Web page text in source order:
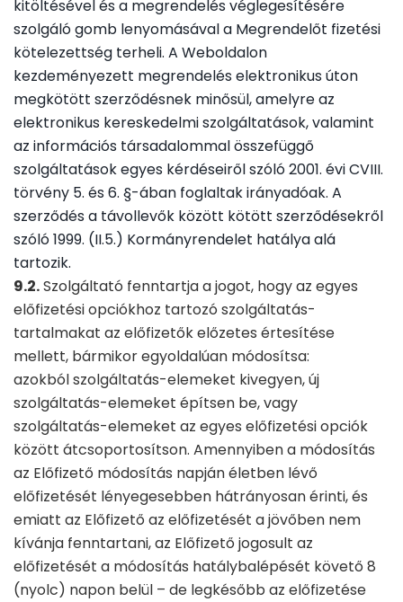
kitöltésével és a megrendelés véglegesítésére
szolgáló gomb lenyomásával a Megrendelőt fizetési
kötelezettség terheli. A Weboldalon
kezdeményezett megrendelés elektronikus úton
megkötött szerződésnek minősül, amelyre az
elektronikus kereskedelmi szolgáltatások, valamint
az információs társadalommal összefüggő
szolgáltatások egyes kérdéseiről szóló 2001. évi CVIII.
törvény 5. és 6. §-ában foglaltak irányadóak. A
szerződés a távollevők között kötött szerződésekről
szóló 1999. (II.5.) Kormányrendelet hatálya alá
tartozik.
9.2.Szolgáltató fenntartja a jogot, hogy az egyes
előfizetési opciókhoz tartozó szolgáltatás-
tartalmakat az előfizetők előzetes értesítése
mellett, bármikor egyoldalúan módosítsa:
azokból szolgáltatás-elemeket kivegyen, új
szolgáltatás-elemeket építsen be, vagy
szolgáltatás-elemeket az egyes előfizetési opciók
között átcsoportosítson. Amennyiben a módosítás
az Előfizető módosítás napján életben lévő
előfizetését lényegesebben hátrányosan érinti, és
emiatt az Előfizető az előfizetését a jövőben nem
kívánja fenntartani, az Előfizető jogosult az
előfizetését a módosítás hatálybalépését követő 8
(nyolc) napon belül – de legkésőbb az előfizetése